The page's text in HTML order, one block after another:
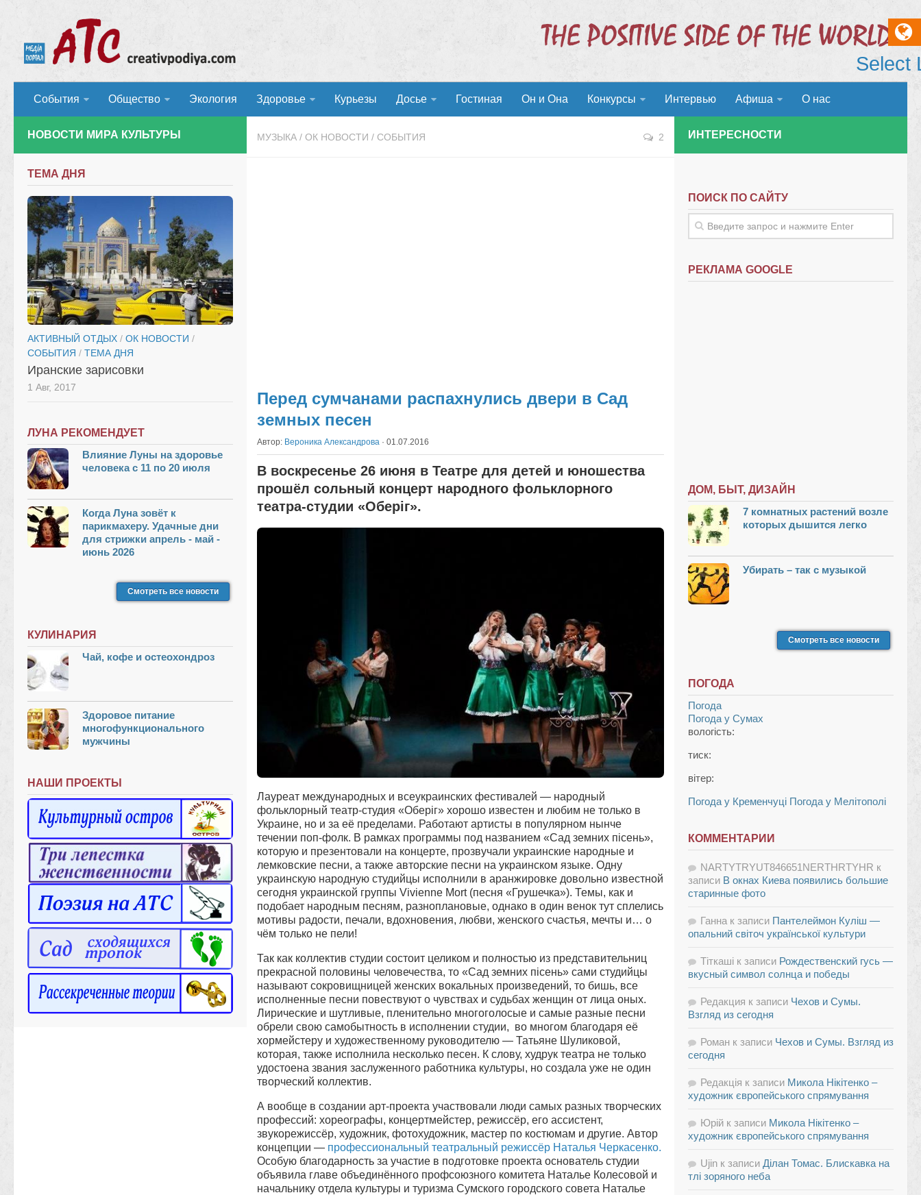
События Общество Экология Здоровье Курьезы Досье Гостиная Он и Она Конкурсы Интервью Афиша О нас
МУЗЫКА / ОК НОВОСТИ / СОБЫТИЯ 2
Перед сумчанами распахнулись двери в Сад
земных песен
Автор: Вероника Александрова · 01.07.2016
В воскресенье 26 июня в Театре для детей и юношества
прошёл сольный концерт народного фольклорного
театра-студии «Оберіг».
Лауреат международных и всеукраинских фестивалей — народный
фольклорный театр-студия «Оберіг» хорошо известен и любим не только в
Украине, но и за её пределами. Работают артисты в популярном нынче
течении поп-фолк. В рамках программы под названием «Сад земних пісень»,
которую и презентовали на концерте, прозвучали украинские народные и
лемковские песни, а также авторские песни на украинском языке. Одну
украинскую народную студийцы исполнили в аранжировке довольно известной
сегодня украинской группы Vivienne Mort (песня «Грушечка»). Темы, как и
подобает народным песням, разноплановые, однако в один венок тут сплелись
мотивы радости, печали, вдохновения, любви, женского счастья, мечты и… о
чём только не пели!
Так как коллектив студии состоит целиком и полностью из представительниц
прекрасной половины человечества, то «Сад земних пісень» сами студийцы
называют сокровищницей женских вокальных произведений, то бишь, все
исполненные песни повествуют о чувствах и судьбах женщин от лица оных.
Лирические и шутливые, пленительно многоголосые и самые разные песни
обрели свою самобытность в исполнении студии, во многом благодаря её
хормейстеру и художественному руководителю — Татьяне Шуликовой,
которая, также исполнила несколько песен. К слову, худрук театра не только
удостоена звания заслуженного работника культуры, но создала уже не один
творческий коллектив.
А вообще в создании арт-проекта участвовали люди самых разных творческих
профессий: хореографы, концертмейстер, режиссёр, его ассистент,
звукорежиссёр, художник, фотохудожник, мастер по костюмам и другие. Автор
концепции — профессиональный театральный режиссёр Наталья Черкасенко.
Особую благодарность за участие в подготовке проекта основатель студии
объявила главе объединённого профсоюзного комитета Наталье Колесовой и
начальнику отдела культуры и туризма Сумского городского совета Наталье
НОВОСТИ МИРА КУЛЬТУРЫ
ТЕМА ДНЯ
АКТИВНЫЙ ОТДЫХ / ОК НОВОСТИ /
СОБЫТИЯ / ТЕМА ДНЯ
Иранские зарисовки
1 Авг, 2017
ЛУНА РЕКОМЕНДУЕТ
Влияние Луны на здоровье
человека с 11 по 20 июля
Когда Луна зовёт к
парикмахеру. Удачные дни
для стрижки апрель - май -
июнь 2026
Смотреть все новости
КУЛИНАРИЯ
Чай, кофе и остеохондроз
Здоровое питание
многофункционального
мужчины
НАШИ ПРОЕКТЫ
ИНТЕРЕСНОСТИ
ПОИСК ПО САЙТУ
РЕКЛАМА GOOGLE
ДОМ, БЫТ, ДИЗАЙН
7 комнатных растений возле
которых дышится легко
Убирать – так с музыкой
Смотреть все новости
ПОГОДА
Погода
Погода у Сумах
вологість:
тиск:
вітер:
Погода у Кременчуці Погода у Мелітополі
КОММЕНТАРИИ
NARTYTRYUT846651NERTHRTYHR к
записи В окнах Киева появились большие
старинные фото
Ганна к записи Пантелеймон Куліш —
опальний світоч української культури
Тіткаші к записи Рождественский гусь —
вкусный символ солнца и победы
Редакция к записи Чехов и Сумы.
Взгляд из сегодня
Роман к записи Чехов и Сумы. Взгляд из
сегодня
Редакція к записи Микола Нікітенко –
художник європейського спрямування
Юрій к записи Микола Нікітенко –
художник європейського спрямування
Ujin к записи Ділан Томас. Блискавка на
тлі зоряного неба
Select